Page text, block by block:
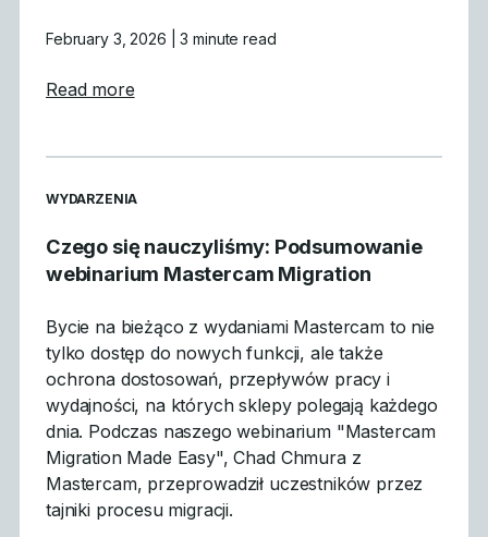
February 3, 2026 | 3 minute read
Read moreabout Dlaczego symulacja GPU jest
READ MORE ARTICLES ABOUT
WYDARZENIA
Czego się nauczyliśmy: Podsumowanie
webinarium Mastercam Migration
Bycie na bieżąco z wydaniami Mastercam to nie
tylko dostęp do nowych funkcji, ale także
ochrona dostosowań, przepływów pracy i
wydajności, na których sklepy polegają każdego
dnia. Podczas naszego webinarium "Mastercam
Migration Made Easy", Chad Chmura z
Mastercam, przeprowadził uczestników przez
tajniki procesu migracji.